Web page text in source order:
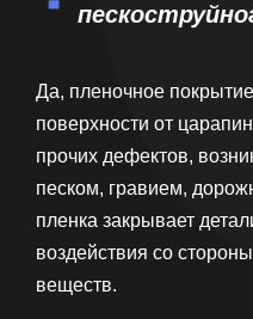
Да, пленочное
поверхности от
прочих дефектов,
песком, гравием,
пленка закрывает
воздействия со
веществ.